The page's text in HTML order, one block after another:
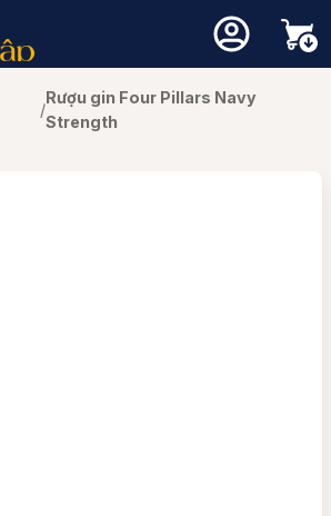
/
Rượu gin Four Pillars Navy
Strength